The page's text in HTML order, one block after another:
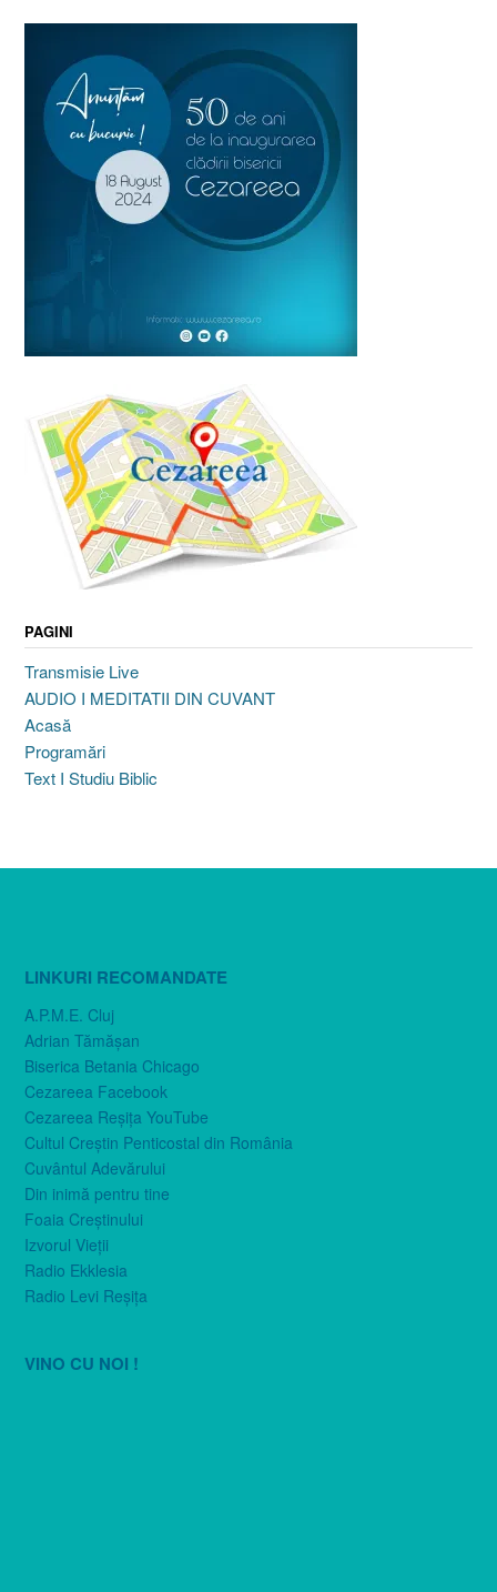
PAGINI
Transmisie Live
AUDIO I MEDITATII DIN CUVANT
Acasă
Programări
Text I Studiu Biblic
LINKURI RECOMANDATE
A.P.M.E. Cluj
Adrian Tămăşan
Biserica Betania Chicago
Cezareea Facebook
Cezareea Reşiţa YouTube
Cultul Creştin Penticostal din România
Cuvântul Adevărului
Din inimă pentru tine
Foaia Creştinului
Izvorul Vieţii
Radio Ekklesia
Radio Levi Reşiţa
VINO CU NOI !